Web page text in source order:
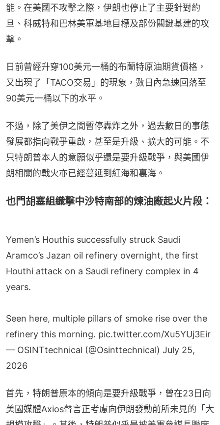
能。在美國不攻擊之際，伊朗也停止了主要針對約
旦、科威特和巴林美軍基地目標及部份關鍵基建的攻
擊。
日前曾經升穿100美元一桶的布蘭特原油期貨價格，
又出現了「TACO交易」的現象，數日內急速回落至
90美元一桶以下的水平。
不過，除了美伊之間暫停轟炸之外，過去數日的事態
發展都指向戰爭重啟，甚至是升級、擴大的可能。不
只特朗普本人的意願似乎還是要升級戰爭，與美國伊
朗相關的戰火亦已經蔓延到紅海和裏海。
也門胡塞組織擊中沙特南部的煉油廠起火片段：
Aramco’s Jazan oil refinery overnight, the first
Houthi attack on a Saudi refinery complex in 4
years.
refinery this morning.pic.twitter.com/Xu5YUj3Eir
— OSINTtechnical (@Osinttechnical)July 25,
2026
美國媒體Axios聲言正考慮向伊朗發動前所未見的「大
規模攻擊」。其後，特朗普似乎是被美軍參謀長聯席